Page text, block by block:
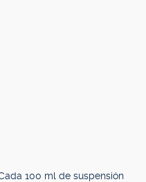
100 ml de suspensión